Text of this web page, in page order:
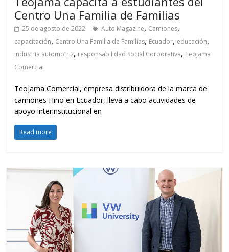
Centro Una Familia de Familias
25 de agosto de 2022 Auto Magazine, Camiones,
capacitación, Centro Una Familia de Familias, Ecuador, educación,
industria automotriz, responsabilidad Social Corporativa,Teojama
Comercial
Teojama Comercial, empresa distribuidora de la marca de
camiones Hino en Ecuador, lleva a cabo actividades de
apoyo interinstitucional en
Read more